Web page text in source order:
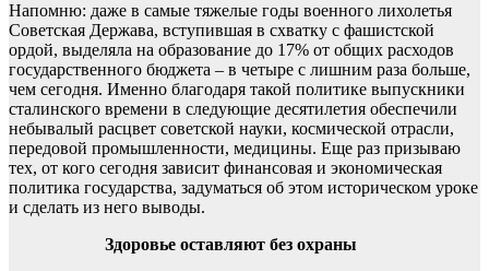
Напомню: даже в самые тяжелые годы военного лихолетья
Советская Держава, вступившая в схватку с фашистской
ордой, выделяла на образование до 17% от общих расходов
государственного бюджета – в четыре с лишним раза больше,
чем сегодня. Именно благодаря такой политике выпускники
сталинского времени в следующие десятилетия обеспечили
небывалый расцвет советской науки, космической отрасли,
передовой промышленности, медицины. Еще раз призываю
тех, от кого сегодня зависит финансовая и экономическая
политика государства, задуматься об этом историческом уроке
и сделать из него выводы.
Здоровье оставляют без охраны